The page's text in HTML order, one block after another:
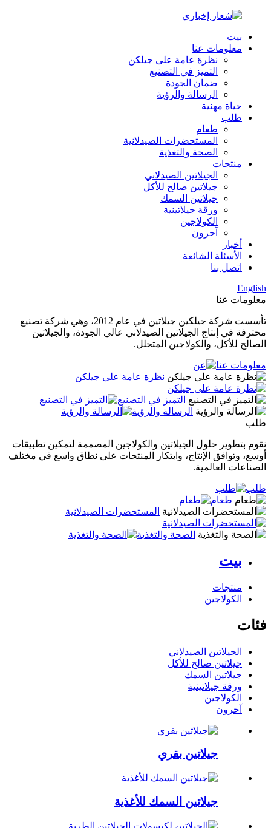
بيت
معلومات عنا
نظرة عامة على جيلكن
التميز في التصنيع
ضمان الجودة
الرسالة والرؤية
حياة مهنية
طلب
طعام
المستحضرات الصيدلانية
الصحة والتغذية
منتجات
الجيلاتين الصيدلاني
جيلاتين صالح للأكل
جيلاتين السمك
ورقة جيلاتينية
الكولاجين
آحرون
أخبار
الأسئلة الشائعة
اتصل بنا
English
معلومات عنا
تأسست شركة جيلكين جيلاتين في عام 2012، وهي شركة تصنيع
محترفة في إنتاج الجيلاتين الصيدلاني عالي الجودة، والجيلاتين
الصالح للأكل، والكولاجين المتحلل.
معلومات عنا
نظرة عامة على جيلكن
التميز في التصنيع
الرسالة والرؤية
طلب
نقوم بتطوير حلول الجيلاتين والكولاجين المصممة لتمكين تطبيقات
أوسع، وتوافق الإنتاج، وابتكار المنتجات على نطاق واسع في مختلف
الصناعات العالمية.
طلب
طعام
المستحضرات الصيدلانية
الصحة والتغذية
بيت
منتجات
الكولاجين
فئات
الجيلاتين الصيدلاني
جيلاتين صالح للأكل
جيلاتين السمك
ورقة جيلاتينية
الكولاجين
آحرون
جيلاتين بقري
جيلاتين السمك للأغذية